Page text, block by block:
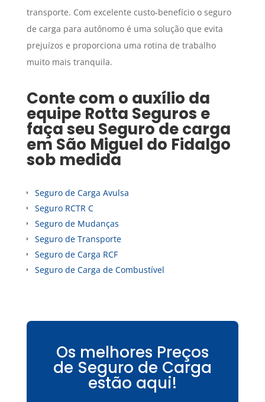
transporte. Com excelente custo-benefício o seguro
de carga para autônomo é uma solução que evita
prejuízos e proporciona uma rotina de trabalho
muito mais tranquila.
Conte com o auxílio da
equipe Rotta Seguros e
faça seu Seguro de carga
em São Miguel do Fidalgo
sob medida
Seguro de Carga Avulsa
Seguro RCTR C
Seguro de Mudanças
Seguro de Transporte
Seguro de Carga RCF
Seguro de Carga de Combustível
Os melhores Preços
de Seguro de Carga
estão aqui!